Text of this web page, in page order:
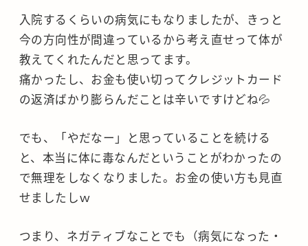
入院するくらいの病気にもなりましたが、きっと
今の方向性が間違っているから考え直せって体が
教えてくれたんだと思ってます。
痛かったし、お金も使い切ってクレジットカード
の返済ばかり膨らんだことは辛いですけどね💦
でも、「やだなー」と思っていることを続ける
と、本当に体に毒なんだということがわかったの
で無理をしなくなりました。お金の使い方も見直
せましたしｗ
つまり、ネガティブなことでも（病気になった・